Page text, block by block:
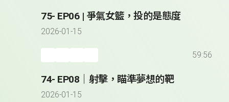
75- EP06 | 爭氣女籃，投的是態度
2026-01-15
59:56
74- EP08｜射擊，瞄準夢想的靶
2026-01-15